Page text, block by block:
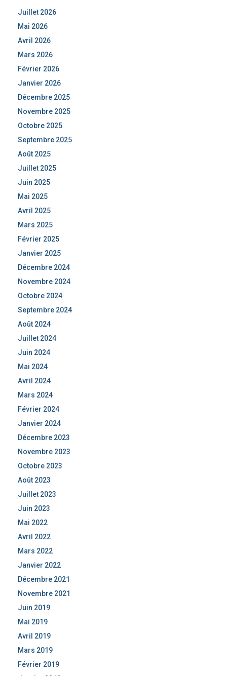
Juillet 2026
Mai 2026
Avril 2026
Mars 2026
Février 2026
Janvier 2026
Décembre 2025
Novembre 2025
Octobre 2025
Septembre 2025
Août 2025
Juillet 2025
Juin 2025
Mai 2025
Avril 2025
Mars 2025
Février 2025
Janvier 2025
Décembre 2024
Novembre 2024
Octobre 2024
Septembre 2024
Août 2024
Juillet 2024
Juin 2024
Mai 2024
Avril 2024
Mars 2024
Février 2024
Janvier 2024
Décembre 2023
Novembre 2023
Octobre 2023
Août 2023
Juillet 2023
Juin 2023
Mai 2022
Avril 2022
Mars 2022
Janvier 2022
Décembre 2021
Novembre 2021
Juin 2019
Mai 2019
Avril 2019
Mars 2019
Février 2019